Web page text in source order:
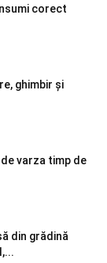
corect
ghimbir și
varza timp de
din grădină